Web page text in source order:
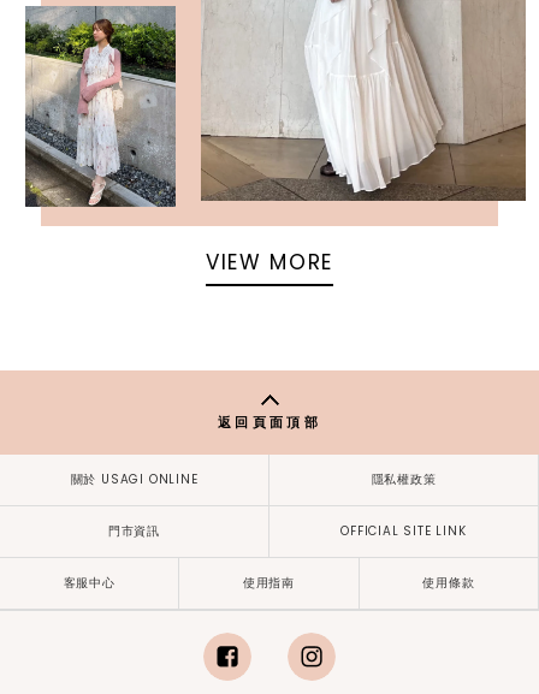
VIEW MORE
返回頁面頂部
關於 USAGI ONLINE 隱私權政策
門市資訊 OFFICIAL SITE LINK
客服中心 使用指南 使用條款